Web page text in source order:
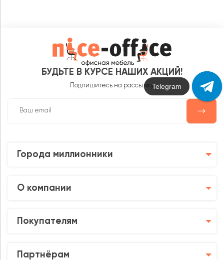
БУДЬТЕ В КУРСЕ НАШИХ АКЦИЙ!
Подпишитесь на рассылку
Города миллионники
О компании
Покупателям
Партнёрам
Max